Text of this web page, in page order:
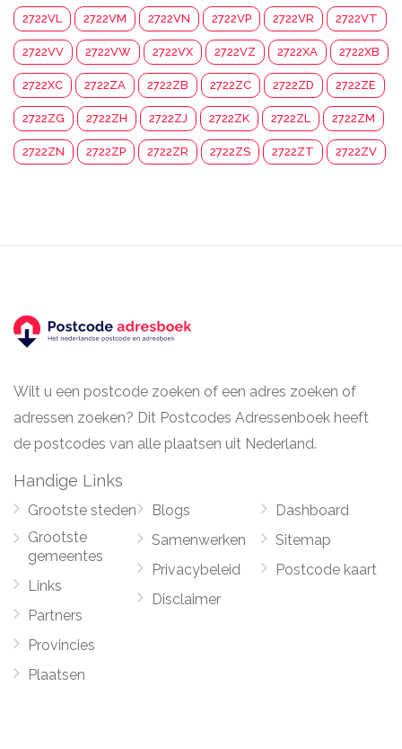
2722VL 2722VM 2722VN 2722VP 2722VR 2722VT
2722VV 2722VW 2722VX 2722VZ 2722XA 2722XB
2722XC 2722ZA 2722ZB 2722ZC 2722ZD 2722ZE
2722ZG 2722ZH 2722ZJ 2722ZK 2722ZL 2722ZM
2722ZN 2722ZP 2722ZR 2722ZS 2722ZT 2722ZV
Wilt u een postcode zoeken of een adres zoeken of
adressen zoeken? Dit Postcodes Adressenboek heeft
de postcodes van alle plaatsen uit Nederland.
Handige Links
Grootste steden
Grootste
gemeentes
Links
Partners
Provincies
Plaatsen
Blogs
Samenwerken
Privacybeleid
Disclaimer
Dashboard
Sitemap
Postcode kaart